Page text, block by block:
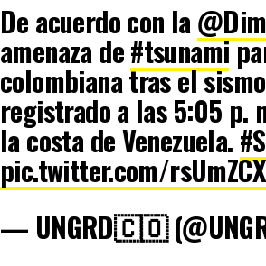
De acuerdo con la
amenaza de#tsunami
colombiana tras el
registrado a las 5:05 p.
la costa de Venezuela.
pic.twitter.com/
— UNGRD🇨🇴